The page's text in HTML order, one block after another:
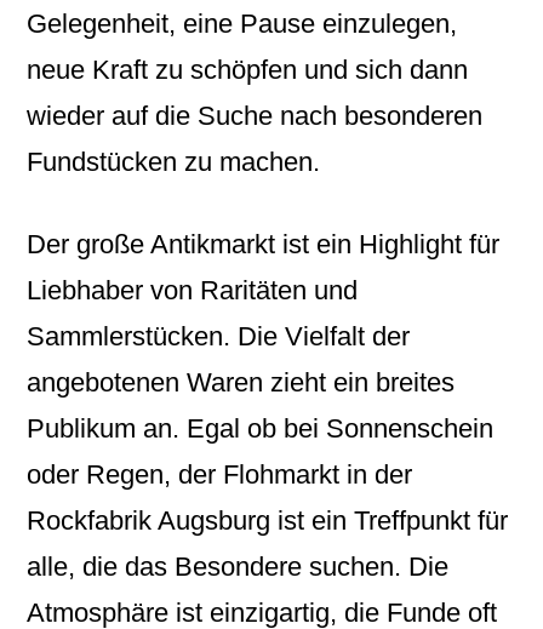
Gelegenheit, eine Pause einzulegen,
neue Kraft zu schöpfen und sich dann
wieder auf die Suche nach besonderen
Fundstücken zu machen.
Der große Antikmarkt ist ein Highlight für
Liebhaber von Raritäten und
Sammlerstücken. Die Vielfalt der
angebotenen Waren zieht ein breites
Publikum an. Egal ob bei Sonnenschein
oder Regen, der Flohmarkt in der
Rockfabrik Augsburg ist ein Treffpunkt für
alle, die das Besondere suchen. Die
Atmosphäre ist einzigartig, die Funde oft